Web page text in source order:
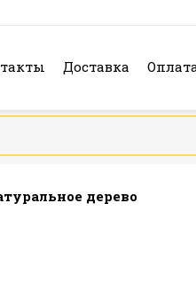
Доставка
дерево